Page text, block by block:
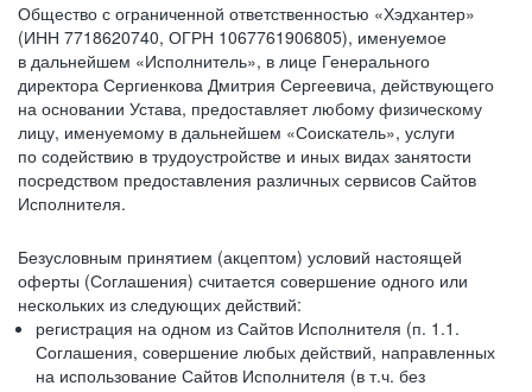
Общество с ограниченной ответственностью «Хэдхантер»
(ИНН 7718620740, ОГРН 1067761906805), именуемое
в дальнейшем «Исполнитель», в лице Генерального
директора Сергиенкова Дмитрия Сергеевича, действующего
на основании Устава, предоставляет любому физическому
лицу, именуемому в дальнейшем «Соискатель», услуги
по содействию в трудоустройстве и иных видах занятости
посредством предоставления различных сервисов Сайтов
Исполнителя.
Безусловным принятием (акцептом) условий настоящей
оферты (Соглашения) считается совершение одного или
нескольких из следующих действий:
регистрация на одном из Сайтов Исполнителя (п. 1.1.
Соглашения, совершение любых действий, направленных
на использование Сайтов Исполнителя (в т.ч. без